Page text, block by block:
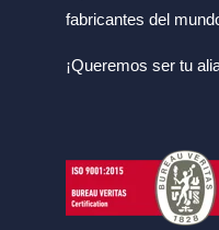
fabricantes del
¡Queremos ser tu